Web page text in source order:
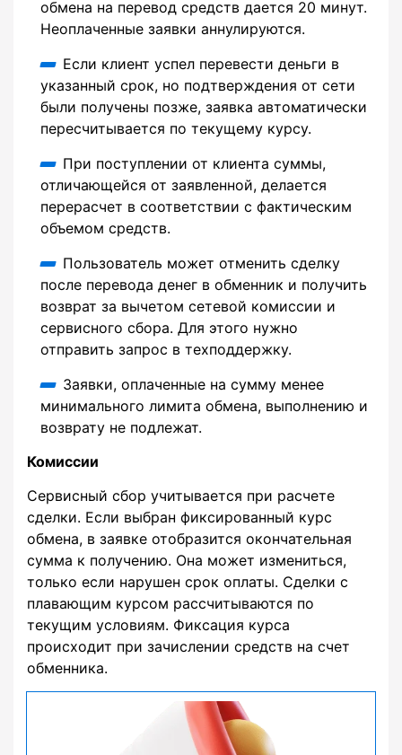
обмена на перевод средств дается 20 минут.
Неоплаченные заявки аннулируются.
Если клиент успел перевести деньги в
указанный срок, но подтверждения от сети
были получены позже, заявка автоматически
пересчитывается по текущему курсу.
При поступлении от клиента суммы,
отличающейся от заявленной, делается
перерасчет в соответствии с фактическим
объемом средств.
Пользователь может отменить сделку
после перевода денег в обменник и получить
возврат за вычетом сетевой комиссии и
сервисного сбора. Для этого нужно
отправить запрос в техподдержку.
Заявки, оплаченные на сумму менее
минимального лимита обмена, выполнению и
возврату не подлежат.
Комиссии
Сервисный сбор учитывается при расчете
сделки. Если выбран фиксированный курс
обмена, в заявке отобразится окончательная
сумма к получению. Она может измениться,
только если нарушен срок оплаты. Сделки с
плавающим курсом рассчитываются по
текущим условиям. Фиксация курса
происходит при зачислении средств на счет
обменника.